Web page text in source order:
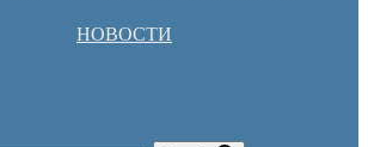
НОВОСТИ